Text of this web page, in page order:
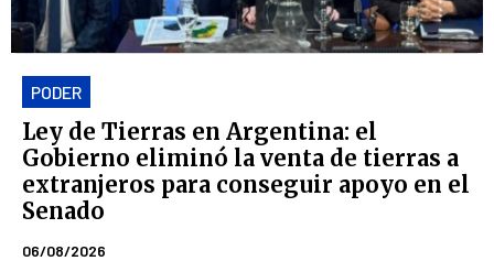
PODER
Ley de Tierras en Argentina: el
Gobierno eliminó la venta de tierras a
extranjeros para conseguir apoyo en el
Senado
06/08/2026